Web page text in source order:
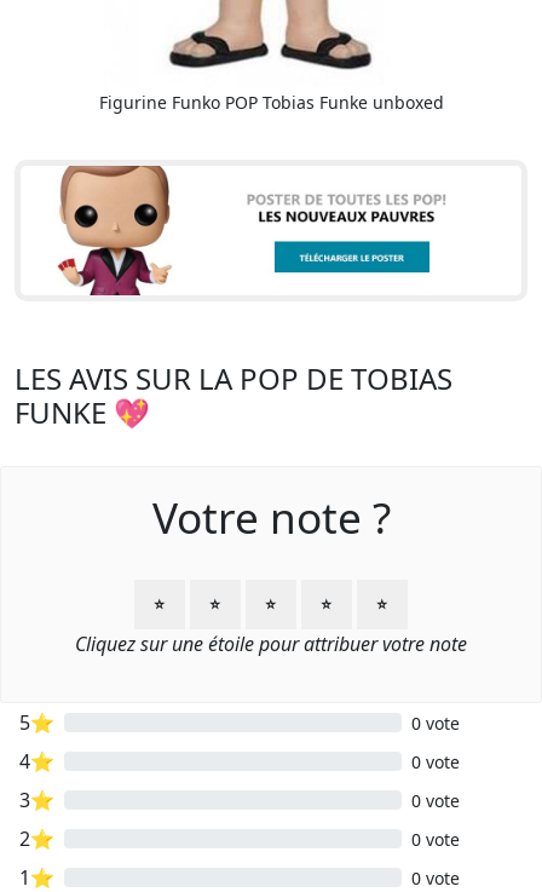
Figurine Funko POP Tobias Funke unboxed
LES AVIS SUR LA POP DE TOBIAS
FUNKE 💖
Votre note ?
⭐ ⭐ ⭐ ⭐ ⭐
Cliquez sur une étoile pour attribuer votre note
5⭐ 0 vote
4⭐ 0 vote
3⭐ 0 vote
2⭐ 0 vote
1⭐ 0 vote